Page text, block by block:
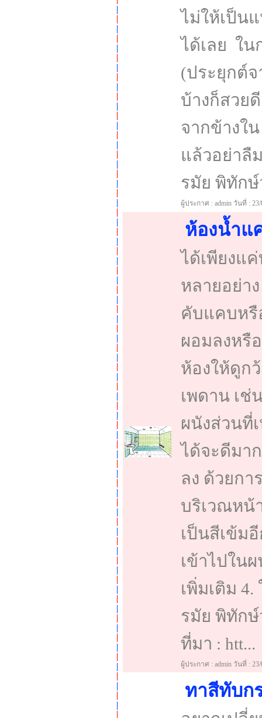
ไม่ให้เป็น
ได้เลย ใ
(ประยุกต์
บ้างก็สวย
จากข้างใ
แล้วอย่าลื
รมัย พิทักษ์
ผู้ประกาศ : admin วันที่ : 23/
ห้องน้ำแ
ได้เพียงแ
หลายอย่า
คับแคบหรื
ผอมลงหรื
ห้องให้ดูก
เพดาน เ
ผนังส่วนที่
ได้จะดีมา
ลง ด้วยกา
บริเวณหน้
เป็นสีเข้ม
เข้าไปใน
เพิ่มเติม
รมัย พิทัก
ที่มา : htt...
ผู้ประกาศ : admin วันที่ : 23/
ทาสีทับก